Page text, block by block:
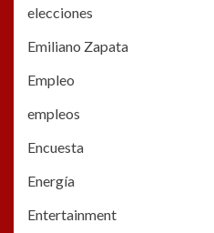
elecciones
Emiliano Zapata
Empleo
empleos
Encuesta
Energía
Entertainment